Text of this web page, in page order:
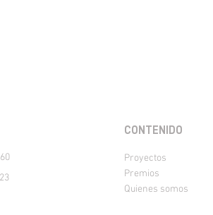
CONTENIDO
Proyectos
Premios
Quienes somos